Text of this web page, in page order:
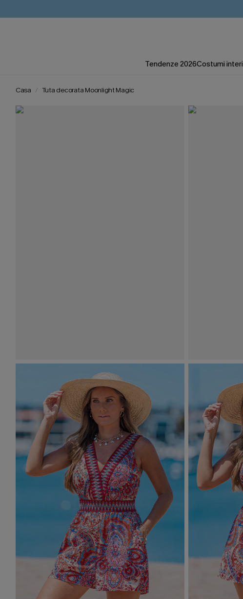
Tendenze 2026Costumi interi
Casa Tuta decorata Moonlight Magic